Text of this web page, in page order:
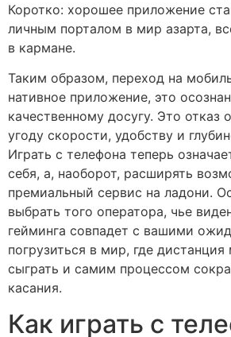
Коротко: хорошее приложение
личным порталом в мир азарта,
в кармане.
Таким образом, переход на
нативное приложение, это
качественному досугу. Это отказ
угоду скорости, удобству и
Играть с телефона теперь
себя, а, наоборот, расширять
премиальный сервис на ладони.
выбрать того оператора, чье
гейминга совпадет с вашими
погрузиться в мир, где
сыграть и самим процессом
касания.
Как играть с